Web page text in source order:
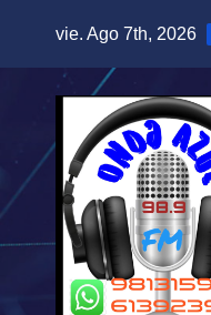
vie. Ago 7th, 2026